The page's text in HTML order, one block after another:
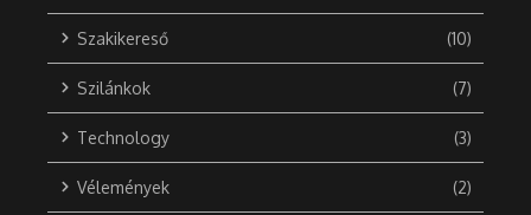
Szakikereső (10)
Szilánkok (7)
Technology (3)
Vélemények (2)